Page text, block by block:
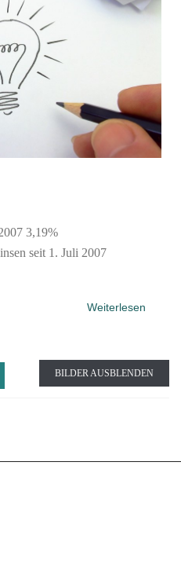
3,19%
seit 1. Juli 2007
Weiterlesen
BILDER AUSBLENDEN